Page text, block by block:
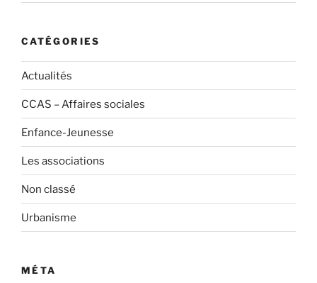
CATÉGORIES
Actualités
CCAS – Affaires sociales
Enfance-Jeunesse
Les associations
Non classé
Urbanisme
MÉTA